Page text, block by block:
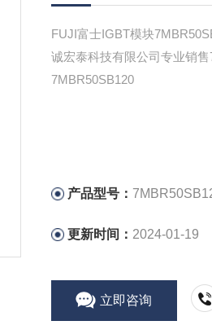
FUJI富士IGBT模块
诚宏泰科技有限公司专业销
7MBR50SB120
产品型号：
更新时间： 2024-01-19
立即咨询